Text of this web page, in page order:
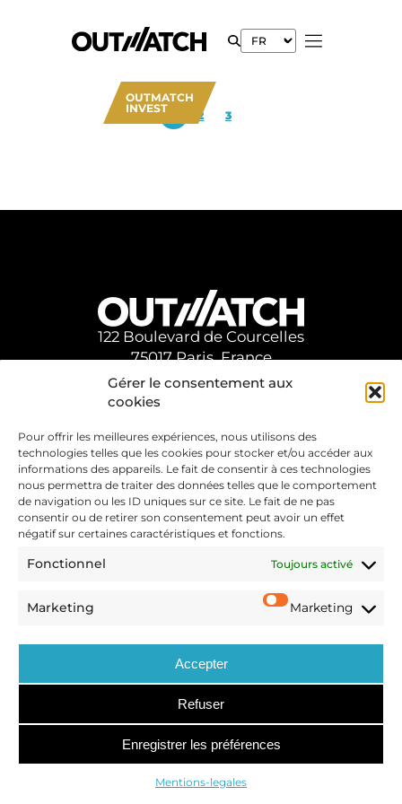
Gérer le consentement aux
cookies
Pour offrir les meilleures expériences, nous utilisons des
technologies telles que les cookies pour stocker et/ou accéder aux
informations des appareils. Le fait de consentir à ces technologies
nous permettra de traiter des données telles que le comportement
de navigation ou les ID uniques sur ce site. Le fait de ne pas
consentir ou de retirer son consentement peut avoir un effet
négatif sur certaines caractéristiques et fonctions.
Fonctionnel Toujours activé
Marketing Marketing
Accepter
Refuser
Enregistrer les préférences
Mentions-legales
OUTMATCH
INVEST
2 3
122 Boulevard de Courcelles
75017 Paris, France
Mentions-legales
Politique de confidentialité
NOUS REJOINDRE
© OUTMATCH COPYRIGHT 2023